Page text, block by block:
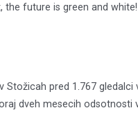
the future is green and white!
pred 1.767 gledalci
dveh mesecih odsotnosti
Tole je kratek